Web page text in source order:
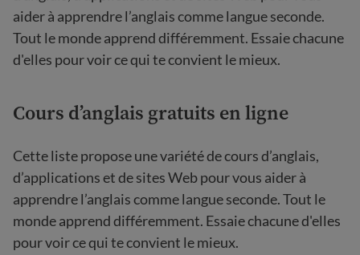
aider à apprendre l’anglais comme langue seconde.
Tout le monde apprend différemment. Essaie chacune
d'elles pour voir ce qui te convient le mieux.
Cours d’anglais gratuits en ligne
Cette liste propose une variété de cours d’anglais,
d’applications et de sites Web pour vous aider à
apprendre l’anglais comme langue seconde. Tout le
monde apprend différemment. Essaie chacune d'elles
pour voir ce qui te convient le mieux.